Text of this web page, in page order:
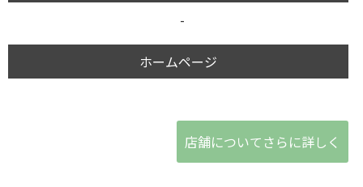
-
ホームページ
店舗についてさらに詳しく